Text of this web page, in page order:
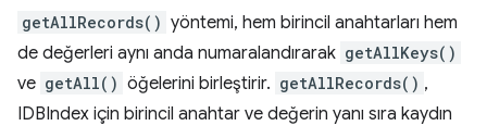
getAllRecords() yöntemi, hem birincil anahtarları hem
de değerleri aynı anda numaralandırarak getAllKeys()
ve getAll() öğelerini birleştirir. getAllRecords() ,
IDBIndex için birincil anahtar ve değerin yanı sıra kaydın